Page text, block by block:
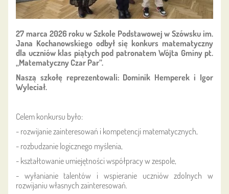
27 marca 2026 roku w Szkole Podstawowej w Szówsku im.
Jana Kochanowskiego odbył się konkurs matematyczny
dla uczniów klas piątych pod patronatem Wójta Gminy pt.
„Matematyczny Czar Par”.
Naszą szkołę reprezentowali: Dominik Hemperek i Igor
Wyleciał.
Celem konkursu było:
- rozwijanie zainteresowań i kompetencji matematycznych,
- rozbudzanie logicznego myślenia,
- kształtowanie umiejętności współpracy w zespole,
- wyłanianie talentów i wspieranie uczniów zdolnych w
rozwijaniu własnych zainteresowań.